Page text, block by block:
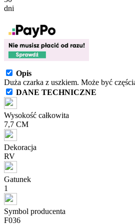
dni
Opis
Duża czarka z uszkiem. Może być
DANE TECHNICZNE
Wysokość całkowita
7,7 CM
Dekoracja
RV
Gatunek
1
Symbol producenta
F036